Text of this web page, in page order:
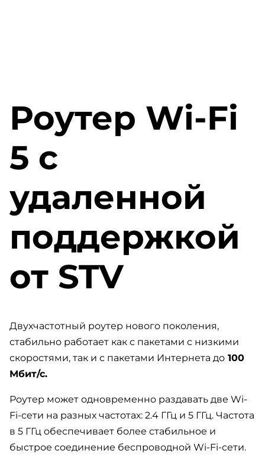
Роутер Wi-Fi
5 с
удаленной
поддержкой
от STV
Двухчастотный роутер нового поколения,
стабильно работает как с пакетами с низкими
скоростями, так и с пакетами Интернета до 100
Мбит/с.
Роутер может одновременно раздавать две Wi-
Fi-сети на разных частотах: 2.4 ГГц и 5 ГГц. Частота
в 5 ГГц обеспечивает более стабильное и
быстрое соединение беспроводной Wi-Fi-сети.